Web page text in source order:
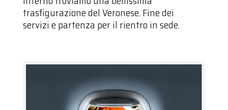
trasfigurazione del Veronese. Fine dei
servizi e partenza per il rientro in sede.